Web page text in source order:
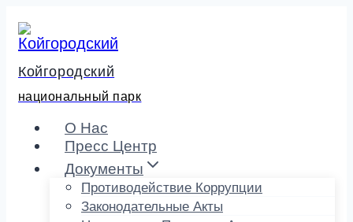
содержимому
Койгородский
национальный парк
О Нас
Пресс Центр
Документы
Противодействие Коррупции
Законодательные Акты